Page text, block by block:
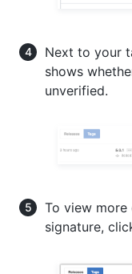
Next to your
shows
unverified.
To view
signature,